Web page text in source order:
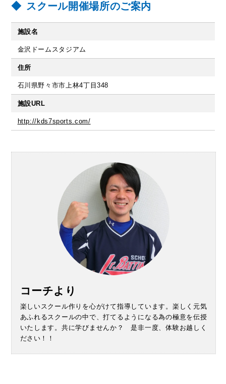
スクール開催場所のご案内
施設名
金沢ドームスタジアム
住所
石川県野々市市上林4丁目348
施設URL
http://kds7sports.com/
コーチより
楽しいスクール作りを心がけて指導しています。楽しく元気
あふれるスクールの中で、打てるようになる為の極意を伝授
いたします。共に学びませんか？ 是非一度、体験お越しく
ださい！！